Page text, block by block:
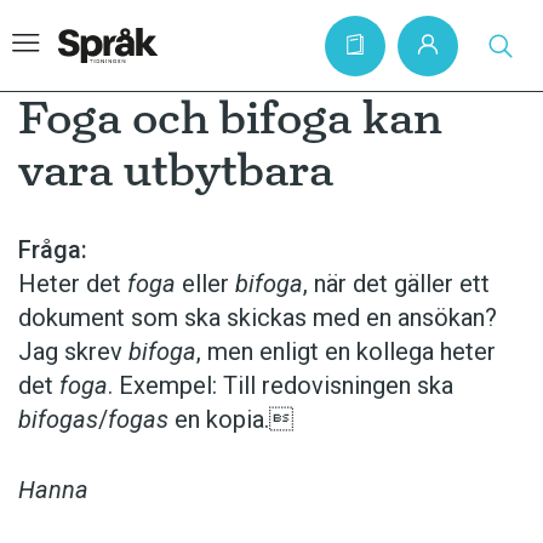
Artiklar
Krönikor
Språkfrågor
Skrivtips
Bokrecensioner
Foga och bifoga kan
vara utbytbara
Fråga:
Heter det foga eller bifoga, när det gäller ett
dokument som ska skickas med en ansökan?
Jag skrev bifoga, men enligt en kollega heter
det foga. Exempel: Till redovisningen ska
bifogas/fogas en kopia.
Hanna